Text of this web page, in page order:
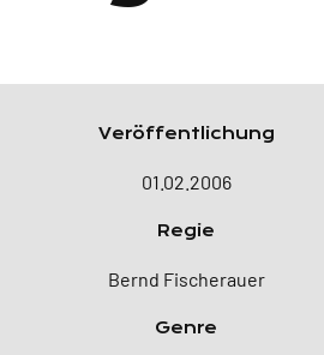
Veröffentlichung
01.02.2006
Regie
Bernd Fischerauer
Genre